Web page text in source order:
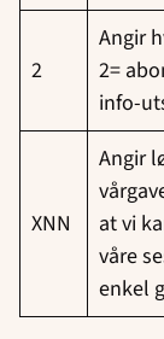
2
Angir
2=
info-
XNN
Angir
at vi
våre
enkel